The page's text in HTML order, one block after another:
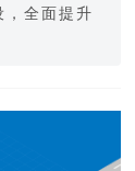
全面提升